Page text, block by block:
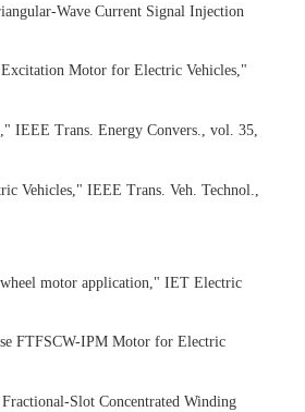
Wave Current Signal Injection
Motor for Electric Vehicles,"
IEEE Trans. Energy Convers., vol. 35,
Vehicles," IEEE Trans. Veh. Technol.,
motor application," IET Electric
FTFSCW-IPM Motor for Electric
Slot Concentrated Winding